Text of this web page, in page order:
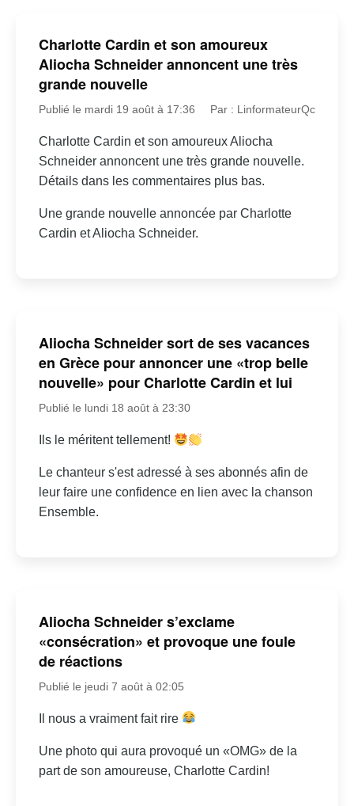
Charlotte Cardin et son amoureux
Aliocha Schneider annoncent une très
grande nouvelle
Publié le mardi 19 août à 17:36 Par : LinformateurQc
Charlotte Cardin et son amoureux Aliocha
Schneider annoncent une très grande nouvelle.
Détails dans les commentaires plus bas.
Une grande nouvelle annoncée par Charlotte
Cardin et Aliocha Schneider.
Aliocha Schneider sort de ses vacances
en Grèce pour annoncer une «trop belle
nouvelle» pour Charlotte Cardin et lui
Publié le lundi 18 août à 23:30
Ils le méritent tellement!
Le chanteur s'est adressé à ses abonnés afin de
leur faire une confidence en lien avec la chanson
Ensemble.
Aliocha Schneider s’exclame
«consécration» et provoque une foule
de réactions
Publié le jeudi 7 août à 02:05
Il nous a vraiment fait rire
Une photo qui aura provoqué un «OMG» de la
part de son amoureuse, Charlotte Cardin!